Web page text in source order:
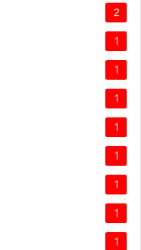
2
1
1
1
1
1
1
1
1